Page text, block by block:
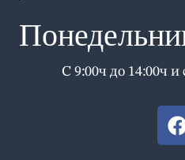
С 9:00ч до 14:00ч и
F
a